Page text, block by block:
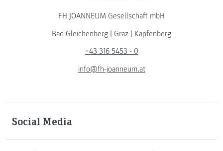
FH JOANNEUM Gesellschaft mbH
Bad Gleichenberg | Graz | Kapfenberg
+43 316 5453 - 0
info@fh-joanneum.at
Social Media